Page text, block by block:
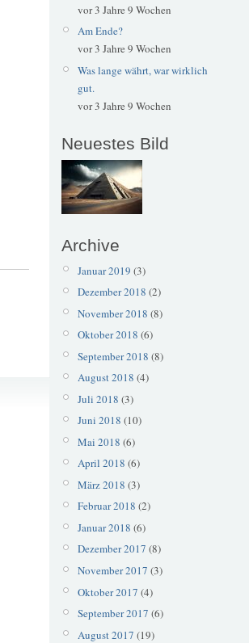
vor 3 Jahre 9 Wochen
Am Ende?
vor 3 Jahre 9 Wochen
Was lange währt, war wirklich
gut.
vor 3 Jahre 9 Wochen
Neuestes Bild
Archive
Januar 2019 (3)
Dezember 2018 (2)
November 2018 (8)
Oktober 2018 (6)
September 2018 (8)
August 2018 (4)
Juli 2018 (3)
Juni 2018 (10)
Mai 2018 (6)
April 2018 (6)
März 2018 (3)
Februar 2018 (2)
Januar 2018 (6)
Dezember 2017 (8)
November 2017 (3)
Oktober 2017 (4)
September 2017 (6)
August 2017 (19)